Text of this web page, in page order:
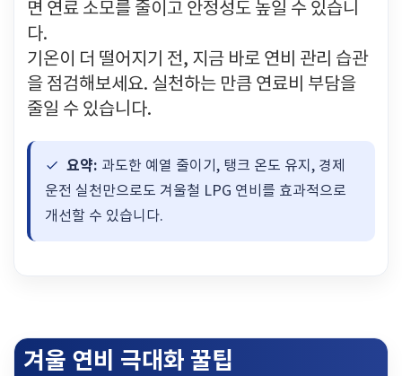
면 연료 소모를 줄이고 안정성도 높일 수 있습니
다.
기온이 더 떨어지기 전, 지금 바로 연비 관리 습관
을 점검해보세요. 실천하는 만큼 연료비 부담을
줄일 수 있습니다.
요약: 과도한 예열 줄이기, 탱크 온도 유지, 경제
운전 실천만으로도 겨울철 LPG 연비를 효과적으로
개선할 수 있습니다.
겨울 연비 극대화 꿀팁